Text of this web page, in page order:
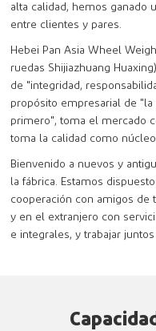
alta calidad, hemos ganado
entre clientes y pares.
Hebei Pan Asia Wheel
ruedas Shijiazhuang
de "integridad,
propósito empresarial de
primero", toma el mercado
toma la calidad como núcleo.
Bienvenido a nuevos y
la fábrica. Estamos
cooperación con amigos de
y en el extranjero con
e integrales, y trabajar